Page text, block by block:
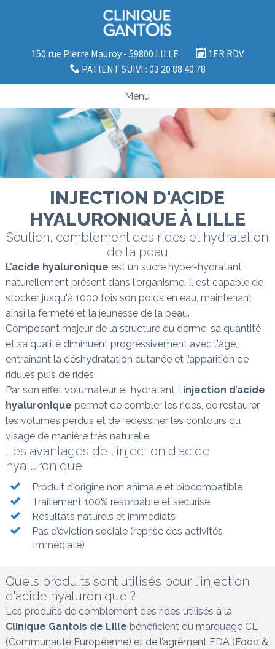
150 rue Pierre Mauroy - 59800 LILLE
1ER RDV
PATIENT SUIVI : 03 20 88 40 78
Menu
INJECTION D'ACIDE
HYALURONIQUE À LILLE
Soutien, comblement des rides et hydratation
de la peau
L’acide hyaluronique est un sucre hyper-hydratant
naturellement présent dans l'organisme. Il est capable de
stocker jusqu'à 1000 fois son poids en eau, maintenant
ainsi la fermeté et la jeunesse de la peau.
Composant majeur de la structure du derme, sa quantité
et sa qualité diminuent progressivement avec l'âge,
entraînant la déshydratation cutanée et l’apparition de
ridules puis de rides.
Par son effet volumateur et hydratant, l’injection d’acide
hyaluronique permet de combler les rides, de restaurer
les volumes perdus et de redessiner les contours du
visage de manière très naturelle.
Les avantages de l'injection d'acide
hyaluronique
Produit d'origine non animale et biocompatible
Traitement 100% résorbable et sécurisé
Résultats naturels et immédiats
Pas d’éviction sociale (reprise des activités
immédiate)
Quels produits sont utilisés pour l'injection
d'acide hyaluronique ?
Les produits de comblement des rides utilisés à la
Clinique Gantois de Lille bénéficient du marquage CE
(Communauté Européenne) et de l’agrément FDA (Food &